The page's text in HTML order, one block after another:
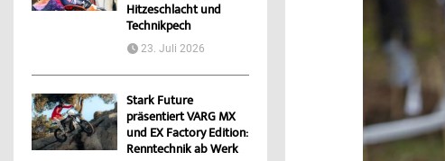
Hitzeschlacht und
Technikpech
23. Juli 2026
Stark Future
präsentiert VARG MX
und EX Factory Edition:
Renntechnik ab Werk